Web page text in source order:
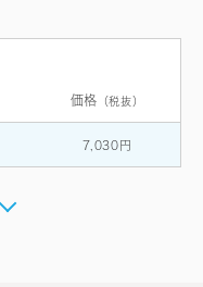
価格 （税抜）
7,030円